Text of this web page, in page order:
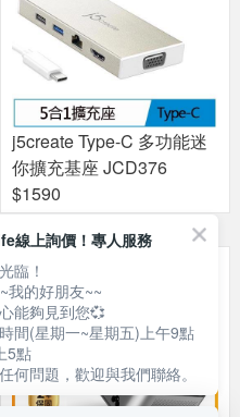
j5create Type-C 多功能迷
你擴充基座 JCD376
$1590
線上詢價！專人服務
臨！
的好朋友~~
能夠見到您💞
間(星期一~星期五)上午9點
5點
何問題，歡迎與我們聯絡。